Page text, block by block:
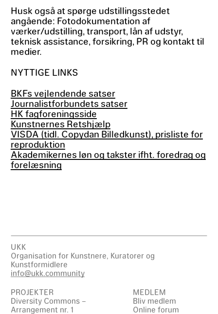
Husk også at spørge udstillingsstedet
angående: Fotodokumentation af
værker/udstilling, transport, lån af udstyr,
teknisk assistance, forsikring, PR og kontakt til
medier.
NYTTIGE LINKS
BKFs vejlendende satser
Journalistforbundets satser
HK fagforeningsside
Kunstnernes Retshjælp
VISDA (tidl. Copydan Billedkunst), prisliste for
reproduktion
Akademikernes løn og takster ifht. foredrag og
forelæsning
UKK
Organisation for Kunstnere, Kuratorer og
Kunstformidlere
info@ukk.community
PROJEKTER
Diversity Commons –
Arrangement nr. 1
MEDLEM
Bliv medlem
Online forum